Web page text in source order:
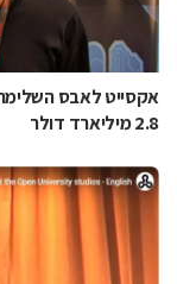
2.8 מיליארד דולר